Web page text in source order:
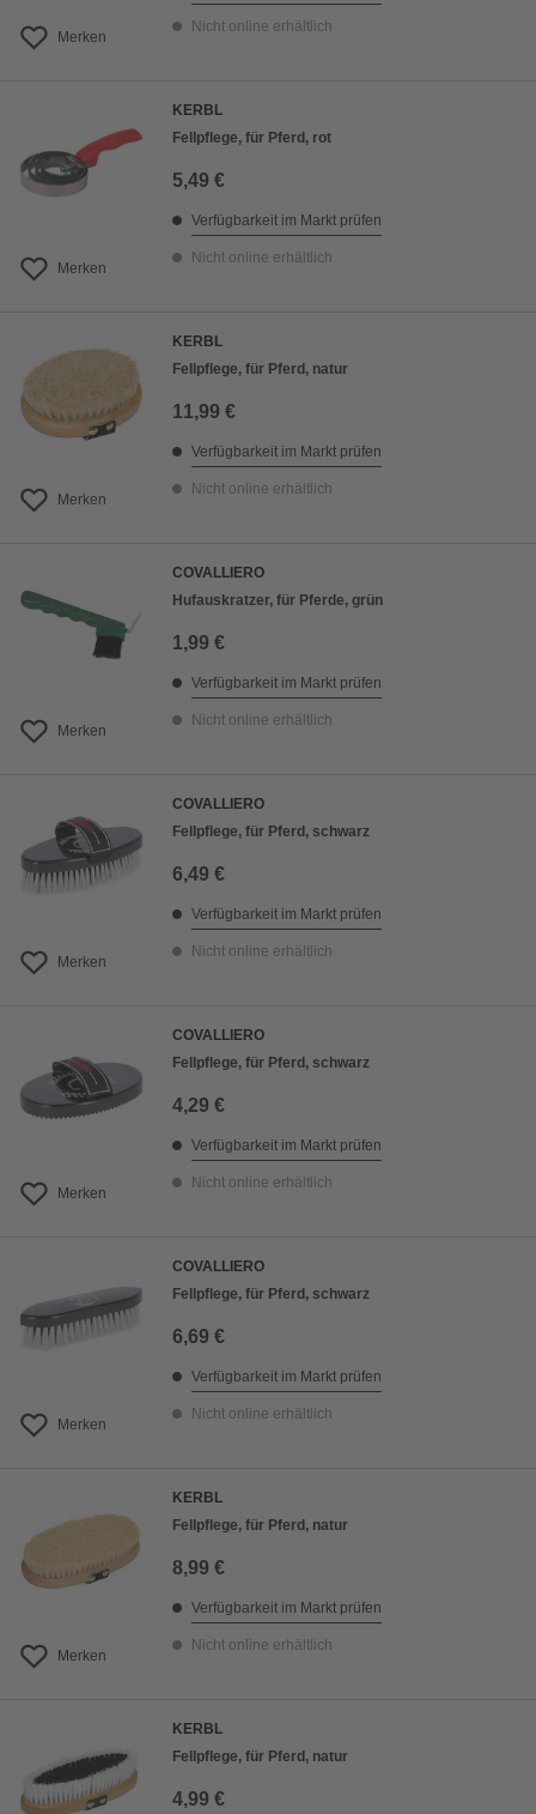
Merken
Nicht online erhältlich
Merken
KERBL
Fellpflege, für Pferd, rot
5,49 €
Verfügbarkeit im Markt prüfen
Nicht online erhältlich
Merken
KERBL
Fellpflege, für Pferd, natur
11,99 €
Verfügbarkeit im Markt prüfen
Nicht online erhältlich
Merken
COVALLIERO
Hufauskratzer, für Pferde, grün
1,99 €
Verfügbarkeit im Markt prüfen
Nicht online erhältlich
Merken
COVALLIERO
Fellpflege, für Pferd, schwarz
6,49 €
Verfügbarkeit im Markt prüfen
Nicht online erhältlich
Merken
COVALLIERO
Fellpflege, für Pferd, schwarz
4,29 €
Verfügbarkeit im Markt prüfen
Nicht online erhältlich
Merken
COVALLIERO
Fellpflege, für Pferd, schwarz
6,69 €
Verfügbarkeit im Markt prüfen
Nicht online erhältlich
Merken
KERBL
Fellpflege, für Pferd, natur
8,99 €
Verfügbarkeit im Markt prüfen
Nicht online erhältlich
KERBL
Fellpflege, für Pferd, natur
4,99 €